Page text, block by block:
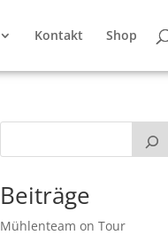
Kontakt Shop
Beiträge
Mühlenteam on Tour